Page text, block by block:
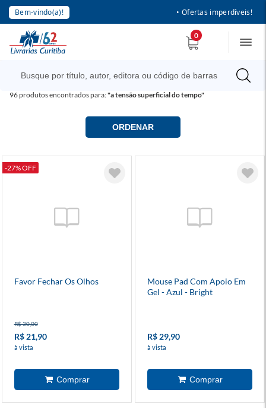
Bem-vindo(a)! • Ofertas imperdíveis!
0
96produtos encontrados para:"a tensão superficial do tempo"
ORDENAR
-27% OFF
Favor Fechar Os Olhos
R$ 30,00
R$ 21,90
à vista
Mouse Pad Com Apoio Em
Gel - Azul - Bright
R$ 29,90
à vista